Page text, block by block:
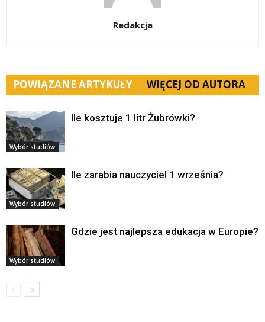
Redakcja
POWIĄZANE ARTYKUŁY WIĘCEJ OD AUTORA
Wybór studiów
Ile kosztuje 1 litr Żubrówki?
Wybór studiów
Ile zarabia nauczyciel 1 września?
Wybór studiów
Gdzie jest najlepsza edukacja w Europie?